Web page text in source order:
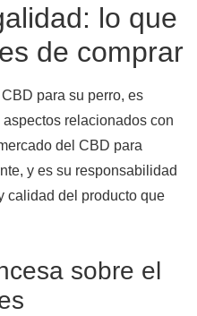
lo que
de comprar
para su perro, es
relacionados con
del CBD para
y es su responsabilidad
calidad del producto que
sobre el